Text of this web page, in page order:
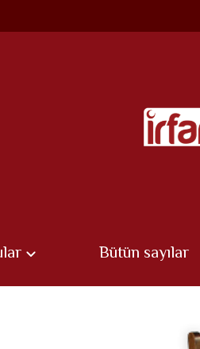
Bütün sayılar